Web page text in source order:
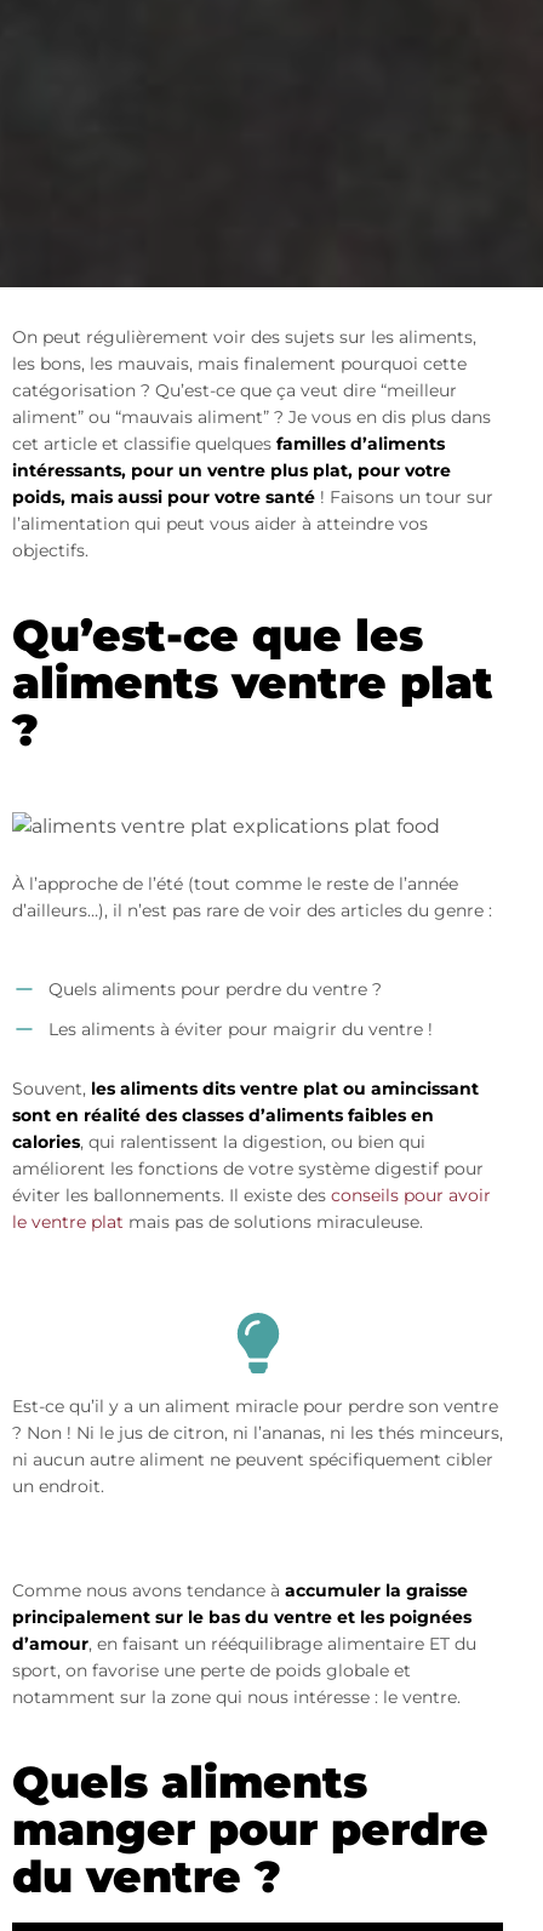
On peut régulièrement voir des sujets sur les aliments,
les bons, les mauvais, mais finalement pourquoi cette
catégorisation ? Qu’est-ce que ça veut dire “meilleur
aliment” ou “mauvais aliment” ? Je vous en dis plus dans
cet article et classifie quelques familles d’aliments
intéressants, pour un ventre plus plat, pour votre
poids, mais aussi pour votre santé ! Faisons un tour sur
l’alimentation qui peut vous aider à atteindre vos
objectifs.
Qu’est-ce que les
aliments ventre plat
?
À l’approche de l’été (tout comme le reste de l’année
d’ailleurs…), il n’est pas rare de voir des articles du genre :
Quels aliments pour perdre du ventre ?
Les aliments à éviter pour maigrir du ventre !
Souvent, les aliments dits ventre plat ou amincissant
sont en réalité des classes d’aliments faibles en
calories, qui ralentissent la digestion, ou bien qui
améliorent les fonctions de votre système digestif pour
éviter les ballonnements. Il existe des conseils pour avoir
le ventre plat mais pas de solutions miraculeuse.
Est-ce qu’il y a un aliment miracle pour perdre son ventre
? Non ! Ni le jus de citron, ni l’ananas, ni les thés minceurs,
ni aucun autre aliment ne peuvent spécifiquement cibler
un endroit.
Comme nous avons tendance à accumuler la graisse
principalement sur le bas du ventre et les poignées
d’amour, en faisant un rééquilibrage alimentaire ET du
sport, on favorise une perte de poids globale et
notamment sur la zone qui nous intéresse : le ventre.
Quels aliments
manger pour perdre
du ventre ?